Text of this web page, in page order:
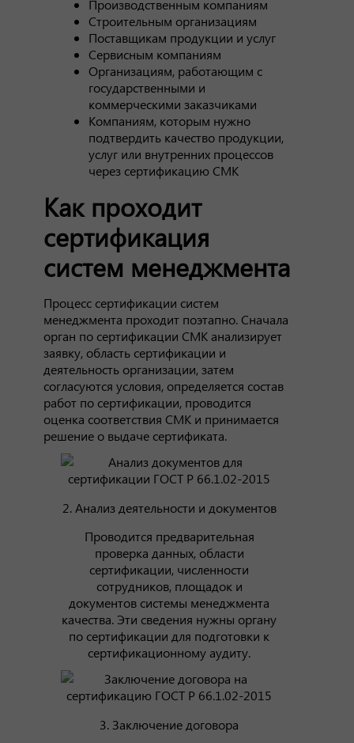
Производственным компаниям
Строительным организациям
Поставщикам продукции и услуг
Сервисным компаниям
Организациям, работающим с
государственными и
коммерческими заказчиками
Компаниям, которым нужно
подтвердить качество продукции,
услуг или внутренних процессов
через сертификацию СМК
Как проходит
сертификация
систем менеджмента
Процесс сертификации систем
менеджмента проходит поэтапно. Сначала
орган по сертификации СМК анализирует
заявку, область сертификации и
деятельность организации, затем
согласуются условия, определяется состав
работ по сертификации, проводится
оценка соответствия СМК и принимается
решение о выдаче сертификата.
2. Анализ деятельности и документов
Проводится предварительная
проверка данных, области
сертификации, численности
сотрудников, площадок и
документов системы менеджмента
качества. Эти сведения нужны органу
по сертификации для подготовки к
сертификационному аудиту.
3. Заключение договора